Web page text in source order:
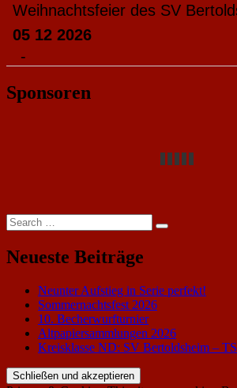
Weihnachtsfeier des SV
05 12 2026
-
Sponsoren
Search
for:
Search
Neueste Beiträge
Neunter Aufstieg in Serie perfekt!
Sommernachtsfest 2026
10. Becherwurfturnier
Altpapiersammlungen 2026
Kreisklasse ND: SV Bertoldsheim –